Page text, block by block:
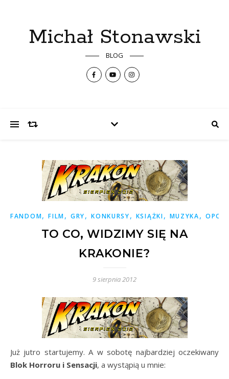
Michał Stonawski
BLOG
FANDOM,FILM,GRY,KONKURSY, KSIĄŻKI, MUZYKA,
TO CO, WIDZIMY SIĘ NA
KRAKONIE?
9 sierpnia 2012
Już jutro startujemy. A w sobotę najbardziej oczekiwany
Blok Horroru i Sensacji, a wystąpią u mnie: